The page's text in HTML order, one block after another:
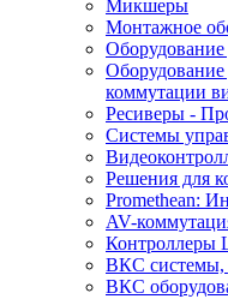
Микшеры
Монтажное
Оборудование
коммутации
Ресиверы -
Системы
Решения для
Promethean:
AV-
Контроллеры
ВКС системы,
ВКС